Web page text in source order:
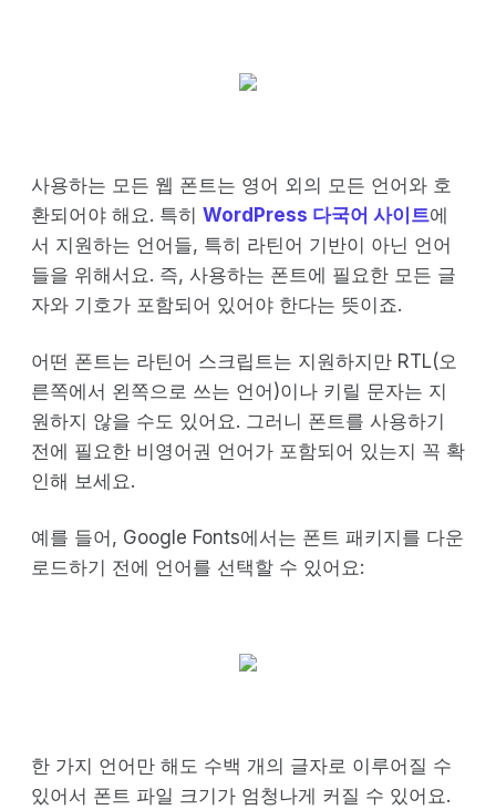
사용하는 모든 웹 폰트는 영어 외의 모든 언어와 호
환되어야 해요. 특히 WordPress 다국어 사이트에
서 지원하는 언어들, 특히 라틴어 기반이 아닌 언어
들을 위해서요. 즉, 사용하는 폰트에 필요한 모든 글
자와 기호가 포함되어 있어야 한다는 뜻이죠.
어떤 폰트는 라틴어 스크립트는 지원하지만 RTL(오
른쪽에서 왼쪽으로 쓰는 언어)이나 키릴 문자는 지
원하지 않을 수도 있어요. 그러니 폰트를 사용하기
전에 필요한 비영어권 언어가 포함되어 있는지 꼭 확
인해 보세요.
예를 들어, Google Fonts에서는 폰트 패키지를 다운
로드하기 전에 언어를 선택할 수 있어요:
한 가지 언어만 해도 수백 개의 글자로 이루어질 수
있어서 폰트 파일 크기가 엄청나게 커질 수 있어요.